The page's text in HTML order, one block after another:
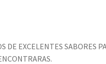
DE EXCELENTES SABORES